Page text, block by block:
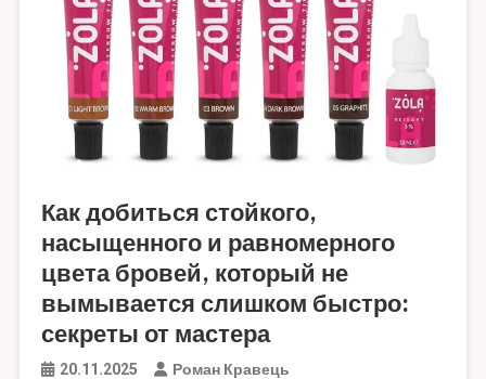
Как добиться стойкого,
насыщенного и равномерного
цвета бровей, который не
вымывается слишком быстро:
секреты от мастера
20.11.2025 Роман Кравець